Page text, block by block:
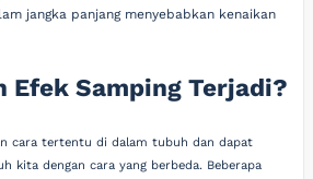
jangka panjang menyebabkan kenaikan
Efek Samping Terjadi?
cara tertentu di dalam tubuh dan dapat
kita dengan cara yang berbeda. Beberapa